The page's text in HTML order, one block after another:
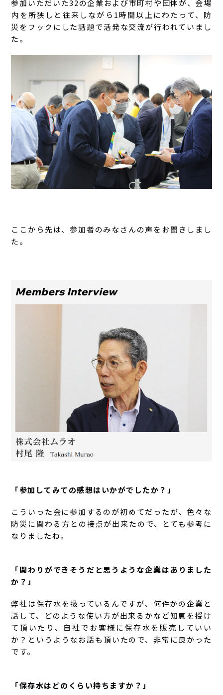
参加いただいた32の企業および市町村や団体が、会場
内を所狭しと往来しながら1時間以上にわたって、防
災をフックにした話題で活発な交流が行われていまし
た。
ここから先は、参加者のみなさんの声をお聞きしまし
た。
「参加してみての感想はいかがでしたか？」
こういった会に参加するのが初めてだったが、色々な
防災に関わる方との接点が出来たので、とても参考に
なりましたね。
「関わりができそうだと思うような企業はありました
か？」
弊社は保存水を扱っているんですが、何件かの企業と
話して、どのような使い方が出来るかなど知恵を授け
て頂いたり、自社でお客様に保存水を販売していい
か？というようなお話も頂いたので、非常に良かった
です。
「保存水はどのくらい持ちますか？」